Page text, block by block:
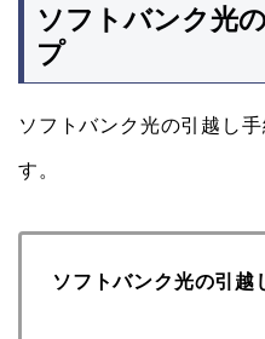
ソフトバンク光
プ
ソフトバンク光の引越し
す。
ソフトバンク光の引越